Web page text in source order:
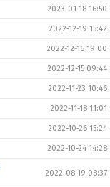
2023-01-18 16:50
2022-12-19 15:42
2022-12-16 19:00
2022-12-15 09:44
2022-11-23 10:46
2022-11-18 11:01
2022-10-26 15:24
2022-10-24 14:28
2022-08-19 08:37